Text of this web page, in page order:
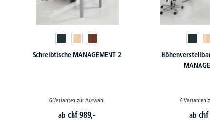
Schreibtische MANAGEMENT 2
6 Varianten zur Auswahl
abchf 989,-
Höhenverstellbare
6 Varianten zur
abchf